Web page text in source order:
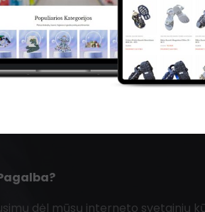
dėl mūsų interneto svetainių